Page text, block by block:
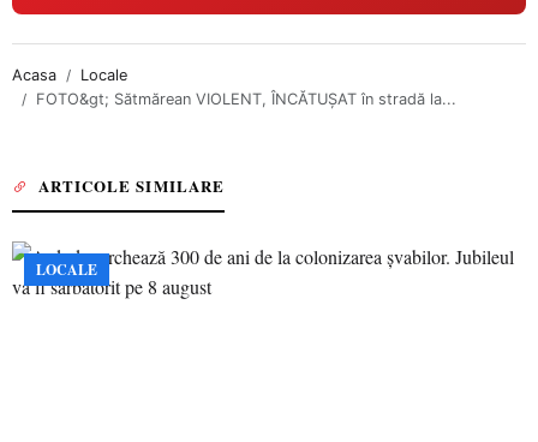
Acasa
Locale
FOTO&gt; Sătmărean VIOLENT, ÎNCĂTUȘAT în stradă la...
ARTICOLE SIMILARE
LOCALE